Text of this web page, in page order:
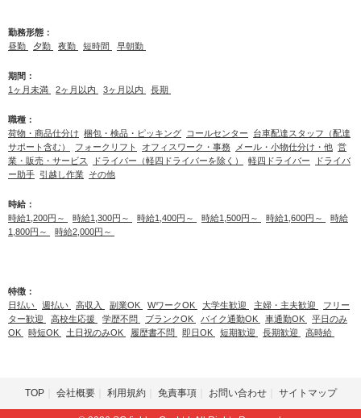
勤務形態：
昼勤
夕勤 夜勤 短時間 早朝勤
期間：
1ヶ月未満
2ヶ月以内 3ヶ月以内 長期
職種：
荷物・商品仕分け 梱包・検品・ピッキング コールセンター
台車配達スタッフ（配達
サポート含む）
フォークリフト オフィスワーク・事務 メール・小物仕分け・他 営
業・販売・サービス
ドライバー（軽四ドライバーを除く） 軽四ドライバー
ドライバ
ー助手 引越し作業 その他
時給：
時給1,200円～
時給1,300円～ 時給1,400円～ 時給1,500円～ 時給1,600円～
時給
1,800円～
時給2,000円～
特徴：
日払い
週払い 高収入 副業OK WワークOK 大学生歓迎 主婦・主夫歓迎
フリー
ター歓迎
高校生応援 学歴不問 ブランクOK バイク通勤OK 車通勤OK
平日のみ
OK
時短OK 土日祝のみOK 履歴書不問 即日OK 短期歓迎 長期歓迎 高時給
TOP 会社概要 利用規約 免責事項 お問い合わせ サイトマップ